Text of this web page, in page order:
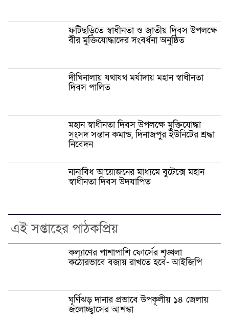
ফটিছড়িতে স্বাধীনতা ও জাতীয় দিবস উপলক্ষে
বীর মুক্তিযোদ্ধাদের সংবর্ধনা অনুষ্ঠিত
দীঘিনালায় যথাযথ মর্যাদায় মহান স্বাধীনতা
দিবস পালিত
মহান স্বাধীনতা দিবস উপলক্ষে মুক্তিযোদ্ধা
সংসদ সন্তান কমান্ড, দিনাজপুর ইউনিটের শ্রদ্ধা
নিবেদন
নানাবিধ আয়োজনের মাধ্যমে বুটেক্সে মহান
স্বাধীনতা দিবস উদযাপিত
এই সপ্তাহের পাঠকপ্রিয়
কল্যাণের পাশাপাশি ফোর্সের শৃঙ্খলা
কঠোরভাবে বজায় রাখতে হবে- আইজিপি
ঘূর্ণিঝড় দানার প্রভাবে উপকূলীয় ১৪ জেলায়
জলোচ্ছ্বাসের আশঙ্কা